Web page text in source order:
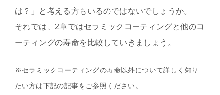
は？」と考える方もいるのではないでしょうか。
それでは、2章ではセラミックコーティングと他のコ
ーティングの寿命を比較していきましょう。
※セラミックコーティングの寿命以外について詳しく知り
たい方は下記の記事をご参照ください。